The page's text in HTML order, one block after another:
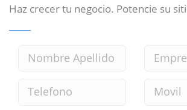
Haz crecer tu negocio. Potencie su